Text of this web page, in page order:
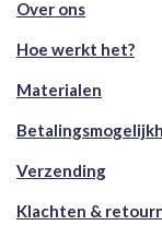
Over ons
Hoe werkt het?
Materialen
Verzending
Klachten &